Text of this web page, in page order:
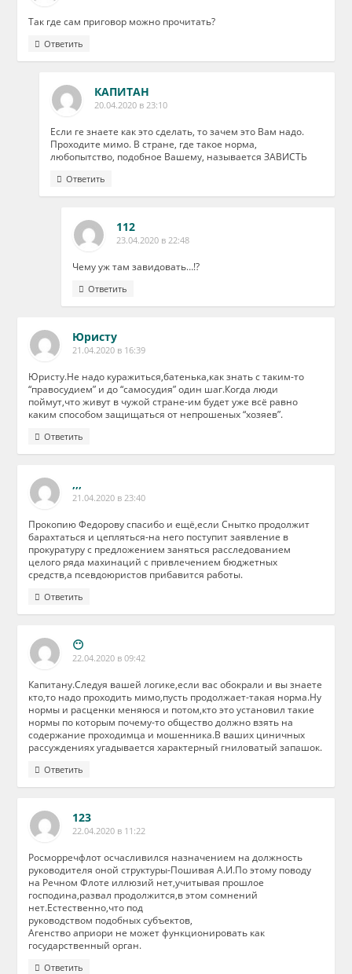
Так где сам приговор можно прочитать?
Ответить
КАПИТАН
20.04.2020 в 23:10
Если ге знаете как это сделать, то зачем это Вам надо.
Проходите мимо. В стране, где такое норма,
любопытство, подобное Вашему, называется ЗАВИСТЬ
Ответить
112
23.04.2020 в 22:48
Чему уж там завидовать…!?
Ответить
Юристу
21.04.2020 в 16:39
Юристу.Не надо куражиться,батенька,как знать с таким-то
“правосудием” и до “самосудия” один шаг.Когда люди
поймут,что живут в чужой стране-им будет уже всё равно
каким способом защищаться от непрошеных “хозяев”.
Ответить
,,,
21.04.2020 в 23:40
Прокопию Федорову спасибо и ещё,если Снытко продолжит
барахтаться и цепляться-на него поступит заявление в
прокуратуру с предложением заняться расследованием
целого ряда махинаций с привлечением бюджетных
средств,а псевдоюристов прибавится работы.
Ответить
😶
22.04.2020 в 09:42
Капитану.Следуя вашей логике,если вас обокрали и вы знаете
кто,то надо проходить мимо,пусть продолжает-такая норма.Ну
нормы и расценки меняюся и потом,кто это установил такие
нормы по которым почему-то общество должно взять на
содержание проходимца и мошенника.В ваших циничных
рассуждениях угадывается характерный гниловатый запашок.
Ответить
123
22.04.2020 в 11:22
Росморречфлот осчасливился назначением на должность
руководителя оной структуры-Пошивая А.И.По этому поводу
на Речном Флоте иллюзий нет,учитывая прошлое
господина,развал продолжится,в этом сомнений
нет.Естественно,что под
руководством подобных субъектов,
Агенство априори не может функционировать как
государственный орган.
Ответить